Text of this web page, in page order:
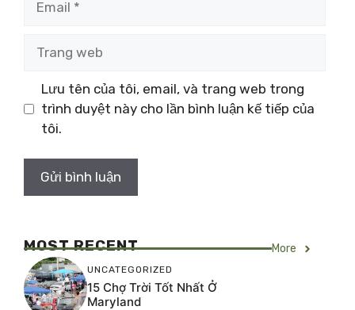
web
Lưu tên của tôi, email, và trang web trong
trình duyệt này cho lần bình luận kế tiếp của
tôi.
MOST RECENT More
UNCATEGORIZED
15 Chợ Trời Tốt Nhất Ở
Maryland